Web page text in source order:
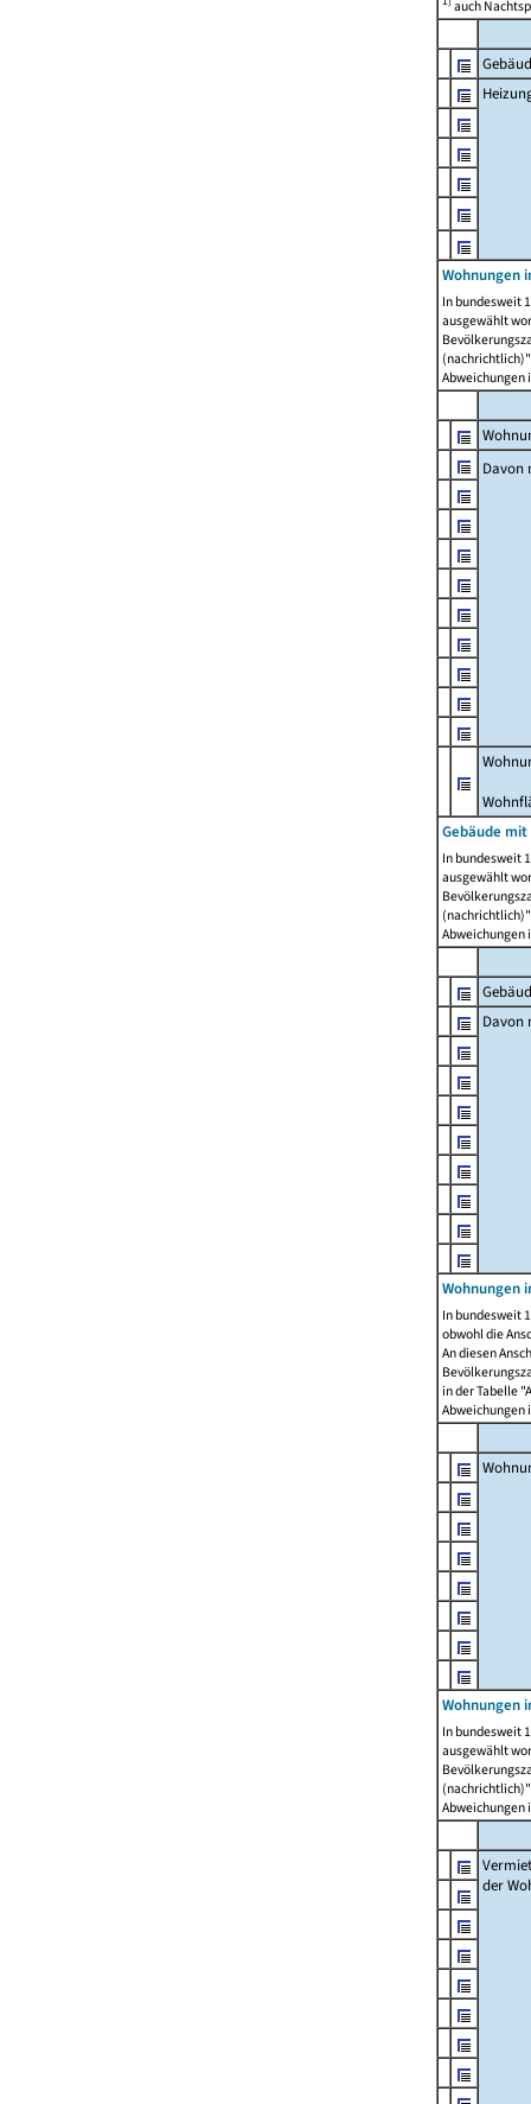
auch
Wohnungen
In bundesweit
ausgewählt
Abweichungen
Davon
Gebäude
In bundesweit
ausgewählt
Abweichungen
Davon
Wohnungen
In bundesweit
obwohl die
An diesen
in der Tabelle
Abweichungen
Wohnungen
In bundesweit
ausgewählt
Abweichungen
der